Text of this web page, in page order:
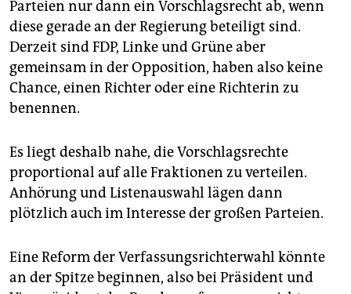
Parteien nur dann ein Vorschlagsrecht ab, wenn
diese gerade an der Regierung beteiligt sind.
Derzeit sind FDP, Linke und Grüne aber
gemeinsam in der Opposition, haben also keine
Chance, einen Richter oder eine Richterin zu
benennen.
Es liegt deshalb nahe, die Vorschlagsrechte
proportional auf alle Fraktionen zu verteilen.
Anhörung und Listenauswahl lägen dann
plötzlich auch im Interesse der großen Parteien.
Eine Reform der Verfassungsrichterwahl könnte
an der Spitze beginnen, also bei Präsident und